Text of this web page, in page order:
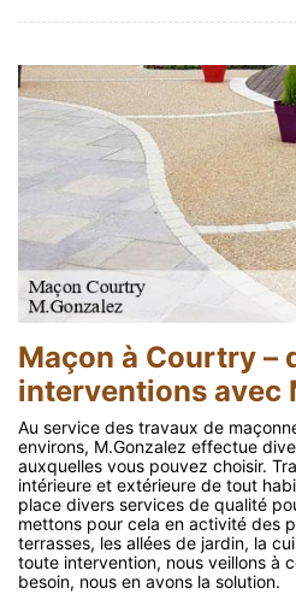
Maçon à Courtry –
interventions avec
Au service des travaux de
environs, M.Gonzalez effectue
auxquelles vous pouvez choisir.
intérieure et extérieure de tout
place divers services de qualité
mettons pour cela en activité des
terrasses, les allées de jardin, la
toute intervention, nous veillons à
besoin, nous en avons la solution.